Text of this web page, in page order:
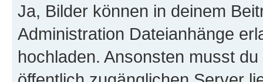
Ja, Bilder können in deinem
Administration Dateianhänge
hochladen. Ansonsten musst